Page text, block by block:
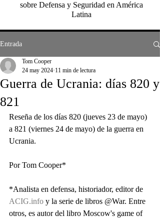
sobre Defensa y Seguridad en América
Latina
Entrada
Guerra de Ucrania: días 820 y
821
Tom Cooper
24 may 2024 11 min de lectura
Reseña de los días 820 (jueves 23 de mayo)
a 821 (viernes 24 de mayo) de la guerra en
Ucrania.
Por Tom Cooper*
*Analista en defensa, historiador, editor de
ACIG.info y la serie de libros @War. Entre
otros, es autor del libro Moscow's game of